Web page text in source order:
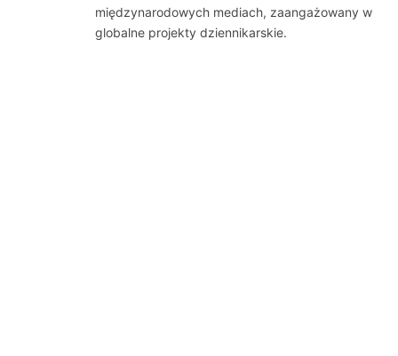
międzynarodowych mediach, zaangażowany w
globalne projekty dziennikarskie.